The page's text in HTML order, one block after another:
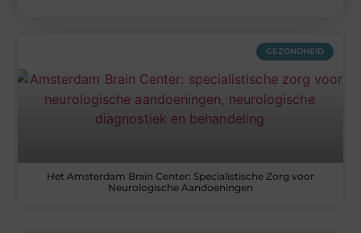
GEZONDHEID
Het Amsterdam Brain Center: Specialistische Zorg voor
Neurologische Aandoeningen